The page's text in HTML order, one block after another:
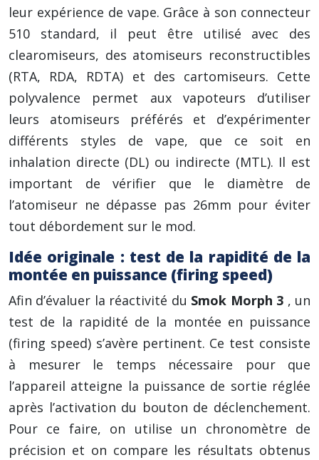
leur expérience de vape. Grâce à son connecteur
510 standard, il peut être utilisé avec des
clearomiseurs, des atomiseurs reconstructibles
(RTA, RDA, RDTA) et des cartomiseurs. Cette
polyvalence permet aux vapoteurs d’utiliser
leurs atomiseurs préférés et d’expérimenter
différents styles de vape, que ce soit en
inhalation directe (DL) ou indirecte (MTL). Il est
important de vérifier que le diamètre de
l’atomiseur ne dépasse pas 26mm pour éviter
tout débordement sur le mod.
Idée originale : test de la rapidité de la
montée en puissance (firing speed)
Afin d’évaluer la réactivité du Smok Morph 3 , un
test de la rapidité de la montée en puissance
(firing speed) s’avère pertinent. Ce test consiste
à mesurer le temps nécessaire pour que
l’appareil atteigne la puissance de sortie réglée
après l’activation du bouton de déclenchement.
Pour ce faire, on utilise un chronomètre de
précision et on compare les résultats obtenus